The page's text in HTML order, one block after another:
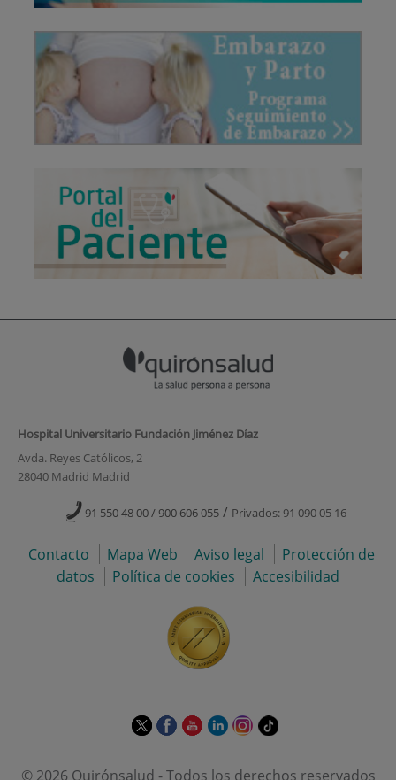
Hospital Universitario Fundación Jiménez Díaz
Avda. Reyes Católicos, 2
28040 Madrid Madrid
91 550 48 00 / 900 606 055 / Privados: 91 090 05 16
Contacto Mapa Web Aviso legal
Protección de
datos
Política de cookies Accesibilidad
EsteEsteEsteEsteEsteEnlace
© 2026 Quirónsalud - Todos los derechos reservados